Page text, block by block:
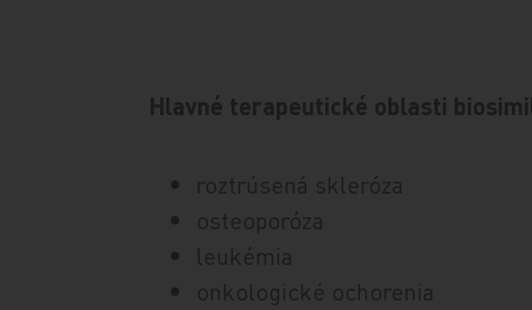
Hlavné terapeutické oblasti
roztrúsená skleróza
osteoporóza
leukémia
onkologické ochorenia